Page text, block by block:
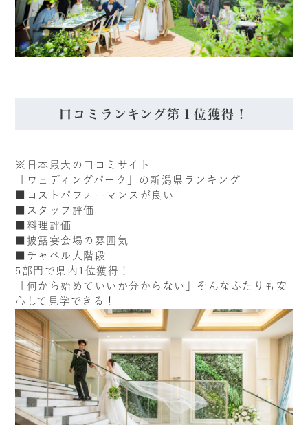
口コミランキング第１位獲得！
※日本最大の口コミサイト
「ウェディングパーク」の新潟県ランキング
■コストパフォーマンスが良い
■スタッフ評価
■料理評価
■披露宴会場の雰囲気
■チャペル大階段
5部門で県内1位獲得！
「何から始めていいか分からない」そんなふたりも安
心して見学できる！